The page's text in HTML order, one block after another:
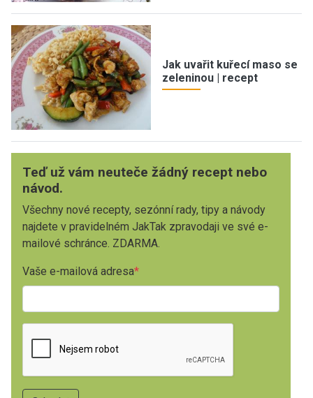
Jak uvařit kuřecí maso se
zeleninou | recept
Teď už vám neuteče žádný recept nebo
návod.
Všechny nové recepty, sezónní rady, tipy a návody
najdete v pravidelném JakTak zpravodaji ve své e-
mailové schránce. ZDARMA.
Vaše e-mailová adresa